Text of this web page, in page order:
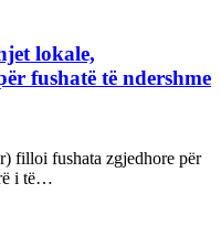
lokale,
fushatë të ndershme
filloi fushata zgjedhore për
i të…